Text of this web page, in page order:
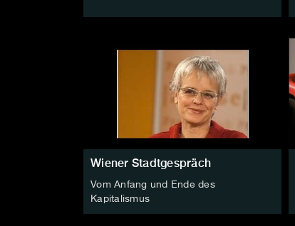
Wiener Stadtgespräch
Vom Anfang und Ende des
Kapitalismus